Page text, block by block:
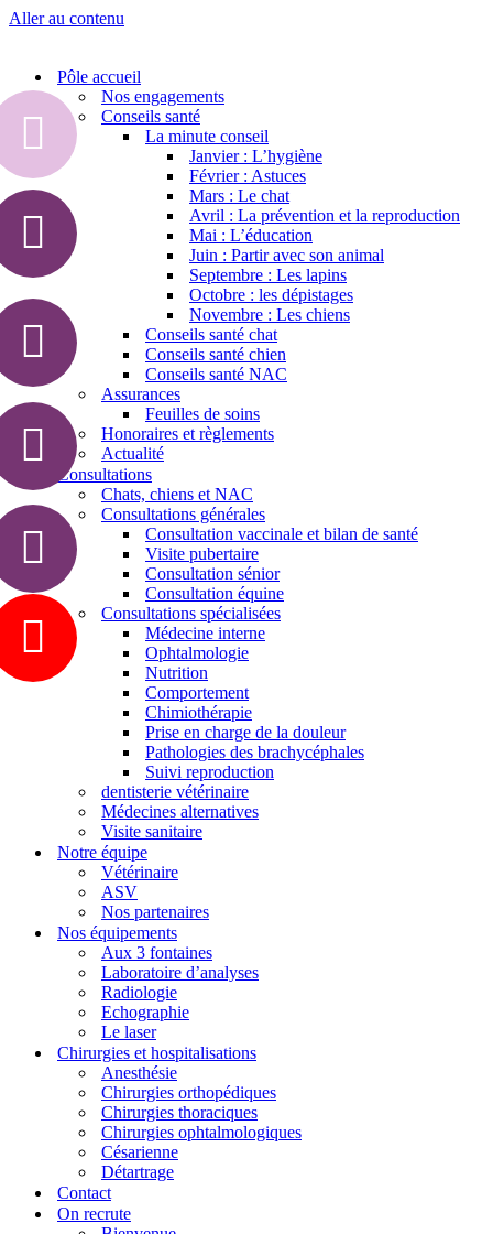
Aller au contenu
Pôle accueil
Nos engagements
Conseils santé
La minute conseil
Janvier : L’hygiène
Février : Astuces
Mars : Le chat
Avril : La prévention et la reproduction
Mai : L’éducation
Juin : Partir avec son animal
Septembre : Les lapins
Octobre : les dépistages
Novembre : Les chiens
Conseils santé chat
Conseils santé chien
Conseils santé NAC
Assurances
Feuilles de soins
Honoraires et règlements
Actualité
Consultations
Chats, chiens et NAC
Consultations générales
Consultation vaccinale et bilan de santé
Visite pubertaire
Consultation sénior
Consultation équine
Consultations spécialisées
Médecine interne
Ophtalmologie
Nutrition
Comportement
Chimiothérapie
Prise en charge de la douleur
Pathologies des brachycéphales
Suivi reproduction
dentisterie vétérinaire
Médecines alternatives
Visite sanitaire
Notre équipe
Vétérinaire
ASV
Nos partenaires
Nos équipements
Aux 3 fontaines
Laboratoire d’analyses
Radiologie
Echographie
Le laser
Chirurgies et hospitalisations
Anesthésie
Chirurgies orthopédiques
Chirurgies thoraciques
Chirurgies ophtalmologiques
Césarienne
Détartrage
Contact
On recrute